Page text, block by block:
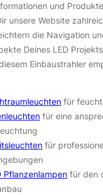
und
unsere Website
die Navigation
Deines LED
Einbaustrahler
für
für eine
für
Pflanzenlampen für den